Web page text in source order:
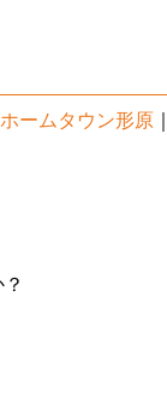
ームタウン形原